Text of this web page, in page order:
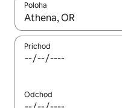
Poloha
Keď budú výsledky k
Príchod
Odchod